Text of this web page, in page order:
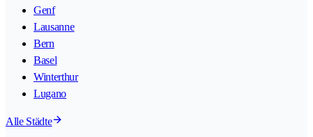
Genf
Lausanne
Bern
Basel
Winterthur
Lugano
Alle Städte